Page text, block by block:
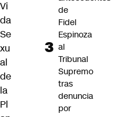
Vi
da
Se
xu
al
de
la
Pl
de
Fidel
Espinoza
al
Tribunal
Supremo
tras
denuncia
por